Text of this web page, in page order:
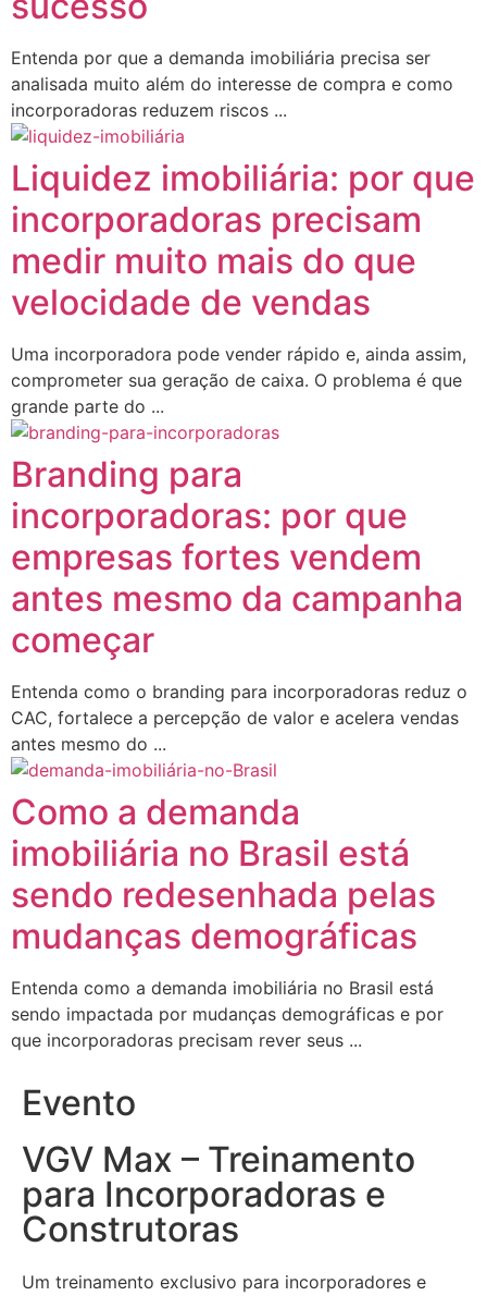
Entenda por que a demanda imobiliária precisa ser
analisada muito além do interesse de compra e como
incorporadoras reduzem riscos ...
Liquidez imobiliária: por que
incorporadoras precisam
medir muito mais do que
velocidade de vendas
Uma incorporadora pode vender rápido e, ainda assim,
comprometer sua geração de caixa. O problema é que
grande parte do ...
Branding para
incorporadoras: por que
empresas fortes vendem
antes mesmo da campanha
começar
Entenda como o branding para incorporadoras reduz o
CAC, fortalece a percepção de valor e acelera vendas
antes mesmo do ...
Como a demanda
imobiliária no Brasil está
sendo redesenhada pelas
mudanças demográficas
Entenda como a demanda imobiliária no Brasil está
sendo impactada por mudanças demográficas e por
que incorporadoras precisam rever seus ...
Evento
VGV Max – Treinamento
para Incorporadoras e
Construtoras
Um treinamento exclusivo para incorporadores e